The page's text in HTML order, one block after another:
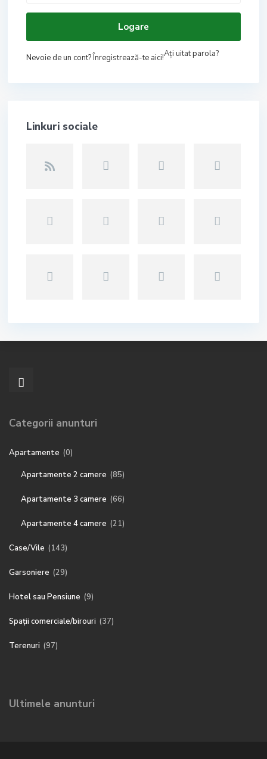
Logare
Nevoie de un cont? Înregistrează-te aici!Aţi uitat parola?
Linkuri sociale
Categorii anunturi
Apartamente (0)
Apartamente 2 camere (85)
Apartamente 3 camere (66)
Apartamente 4 camere (21)
Case/Vile (143)
Garsoniere (29)
Hotel sau Pensiune (9)
Spații comerciale/birouri (37)
Terenuri (97)
Ultimele anunturi